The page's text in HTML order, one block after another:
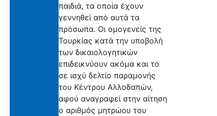
παιδιά, τα οποία έχουν
γεννηθεί από αυτά τα
πρόσωπα. Οι ομογενείς της
Τουρκίας κατά την υποβολή
των δικαιολογητικών
επιδεικνύουν ακόμα και το
σε ισχύ δελτίο παραμονής
του Κέντρου Αλλοδαπών,
αφού αναγραφεί στην αίτηση
ο αριθμός μητρώου του